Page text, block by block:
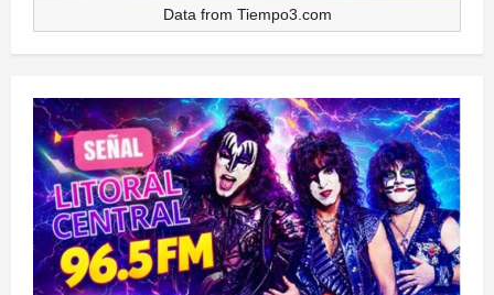
Data from Tiempo3.com